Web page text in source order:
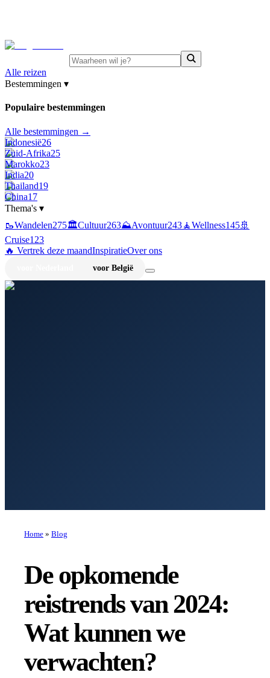
Alle reizen
Bestemmingen ▾
Populaire bestemmingen
Alle bestemmingen →
Indonesië26
Zuid-Afrika25
Marokko23
India20
Thailand19
China17
Thema's ▾
🥾Wandelen275🏛️Cultuur263⛰️Avontuur243🧘Wellness145🚢
Cruise123
🔥 Vertrek deze maandInspiratieOver ons
voor België
Home » Blog
De opkomende
reistrends van 2024:
Wat kunnen we
verwachten?